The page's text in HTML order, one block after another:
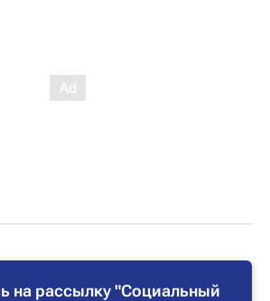
на рассылку "Социальный